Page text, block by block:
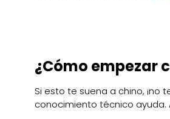
¿Cómo empezar
Si esto te suena a chino, ¡no
conocimiento técnico ayuda.